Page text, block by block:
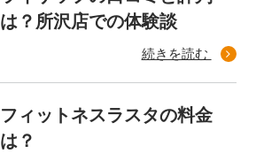
は？所沢店での体験談
続きを読む
フィットネスラスタの料金
は？